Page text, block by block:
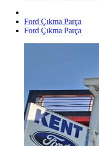
Ford Çıkma Parça
Ford Çıkma Parça